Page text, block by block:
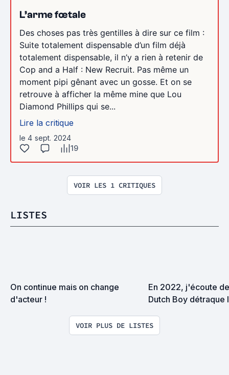
L’arme fœtale
Des choses pas très gentilles à dire sur ce film :
Suite totalement dispensable d’un film déjà
totalement dispensable, il n’y a rien à retenir de
Cop and a Half : New Recruit. Pas même un
moment pipi gênant avec un gosse. Et on se
retrouve à afficher la même mine que Lou
Diamond Phillips qui se...
Lire la critique
le 4 sept. 2024
19
VOIR LES 1 CRITIQUES
LISTES
On continue mais on change
d'acteur !
En 2022, j'écoute
Dutch Boy détraque
VOIR PLUS DE LISTES